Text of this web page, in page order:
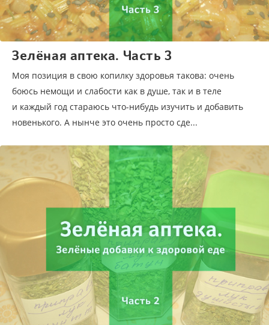
Зелёная аптека. Часть 3
Моя позиция в свою копилку здоровья такова: очень
боюсь немощи и слабости как в душе, так и в теле
и каждый год стараюсь что-нибудь изучить и добавить
новенького. А нынче это очень просто сде...